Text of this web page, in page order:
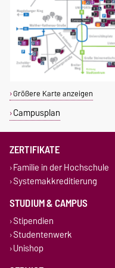
Größere Karte anzeigen
Campusplan
ZERTIFIKATE
Familie in der Hochschule
Systemakkreditierung
STUDIUM & CAMPUS
Stipendien
Studentenwerk
Unishop